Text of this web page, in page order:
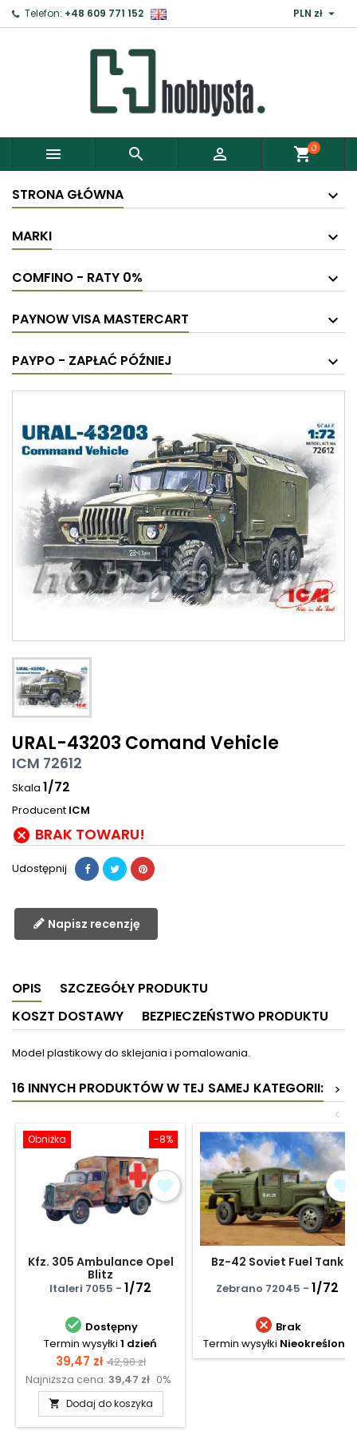
Telefon: +48 609 771 152 PLN zł 
   shopping_cart0
STRONA GŁÓWNA
MARKI
COMFINO - RATY 0%
PAYNOW VISA MASTERCART
PAYPO - ZAPŁAĆ PÓŹNIEJ
URAL-43203 Comand Vehicle
ICM 72612
Skala 1/72
Producent ICM
 BRAK TOWARU!
Udostępnij
Napisz recenzję
OPIS
SZCZEGÓŁY PRODUKTU
KOSZT DOSTAWY
BEZPIECZEŃSTWO PRODUKTU
Model plastikowy do sklejania i pomalowania.
16 INNYCH PRODUKTÓW W TEJ SAMEJ KATEGORII:
>
<
-8%
Obniżka
Kfz. 305 Ambulance Opel
Blitz
Italeri 7055 - 1/72
 Dostępny
Termin wysyłki 1 dzień
Cena
39,47 zł Cena
podstawowa
42,90 zł
Najniższa cena: 39,47 zł 0%
 Dodaj do koszyka
Bz-42 Soviet Fuel Tank
Zebrano 72045 - 1/72
 Brak
Termin wysyłki Nieokreślony